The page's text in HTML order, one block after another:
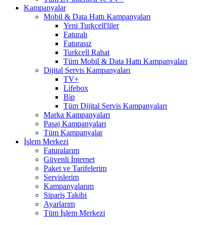
Kampanyalar
Mobil & Data Hattı Kampanyaları
Yeni Turkcell'liler
Faturalı
Faturasız
Turkcell Rahat
Tüm Mobil & Data Hattı Kampanyaları
Dijital Servis Kampanyaları
TV+
Lifebox
Bip
Tüm Dijital Servis Kampanyaları
Marka Kampanyaları
Pasaj Kampanyaları
Tüm Kampanyalar
İşlem Merkezi
Faturalarım
Güvenli İnternet
Paket ve Tarifelerim
Servislerim
Kampanyalarım
Sipariş Takibi
Ayarlarım
Tüm İşlem Merkezi